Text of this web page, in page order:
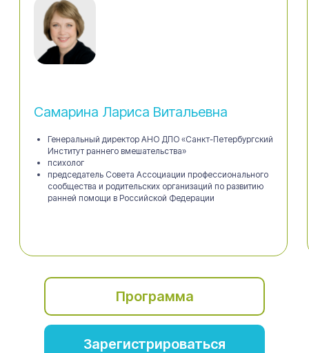
Самарина Лариса Витальевна
Генеральный директор АНО ДПО «Санкт-Петербургский
Институт раннего вмешательства»
психолог
председатель Совета Ассоциации профессионального
сообщества и родительских организаций по развитию
ранней помощи в Российской Федерации
Программа
Зарегистрироваться